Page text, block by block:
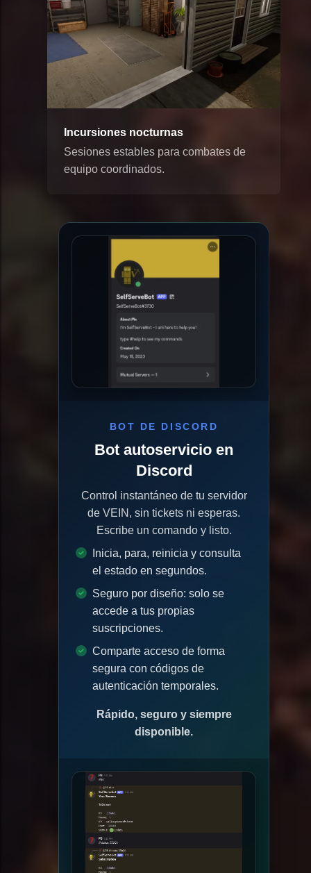
Incursiones nocturnas
Sesiones estables para combates de
equipo coordinados.
BOT DE DISCORD
Bot autoservicio en
Discord
Control instantáneo de tu servidor
de VEIN, sin tickets ni esperas.
Escribe un comando y listo.
Inicia, para, reinicia y consulta
el estado en segundos.
Seguro por diseño: solo se
accede a tus propias
suscripciones.
Comparte acceso de forma
segura con códigos de
autenticación temporales.
Rápido, seguro y siempre
disponible.